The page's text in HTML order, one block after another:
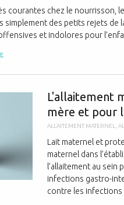
courantes chez le nourrisson,
simplement des petits rejets de
et indolores pour
L'allaitement
mère et pour
ALLAITEMENT MATERNEL
Lait maternel et
maternel dans
l’allaitement au
infections gastro-
contre les infections